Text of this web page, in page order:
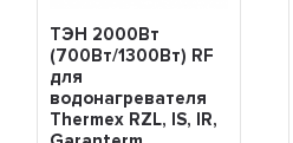
ТЭН 2000Вт
(700Вт/1300Вт) RF
для
водонагревателя
Thermex RZL, IS, IR,